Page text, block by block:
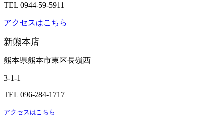
TEL 0944-59-5911
アクセスはこちら
新熊本店
熊本県熊本市東区長嶺西
3-1-1
TEL 096-284-1717
アクセスはこちら